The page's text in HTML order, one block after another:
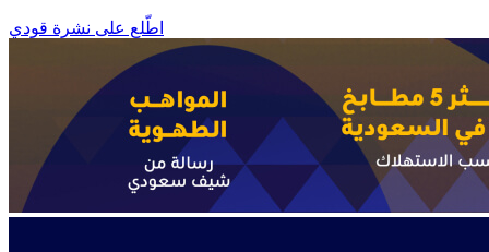
اطّلع على نشرة قودي